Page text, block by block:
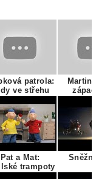
patrola:
ve střehu
Martin
Pat a Mat:
trampoty